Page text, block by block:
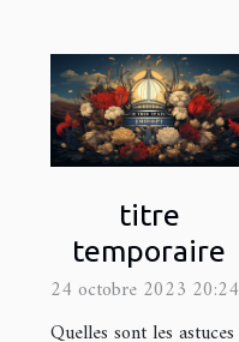
titre
temporaire
24 octobre 2023 20:24
Quelles sont les astuces